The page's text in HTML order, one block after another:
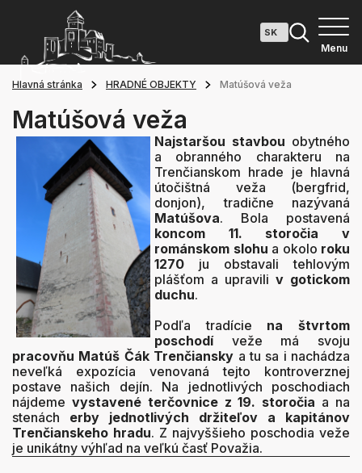
Menu
Hlavná stránka HRADNÉ OBJEKTY Matúšová veža
Matúšová veža
Najstaršou stavbou obytného
a obranného charakteru na
Trenčianskom hrade je hlavná
útočištná veža (bergfrid,
donjon), tradične nazývaná
Matúšova. Bola postavená
koncom 11. storočia
v
románskom slohu a okolo roku
1270 ju obstavali tehlovým
plášťom a upravili v gotickom
duchu.
Podľa tradície na štvrtom
poschodíveže má svoju
pracovňu Matúš Čák Trenčiansky a tu sa i nachádza
neveľká expozícia venovaná tejto kontroverznej
postave našich dejín. Na jednotlivých poschodiach
nájdeme vystavené terčovnice z 19. storočia a na
stenách erby jednotlivých držiteľov a kapitánov
Trenčianskeho hradu. Z najvyššieho poschodia veže
je unikátny výhľad na veľkú časť Považia.